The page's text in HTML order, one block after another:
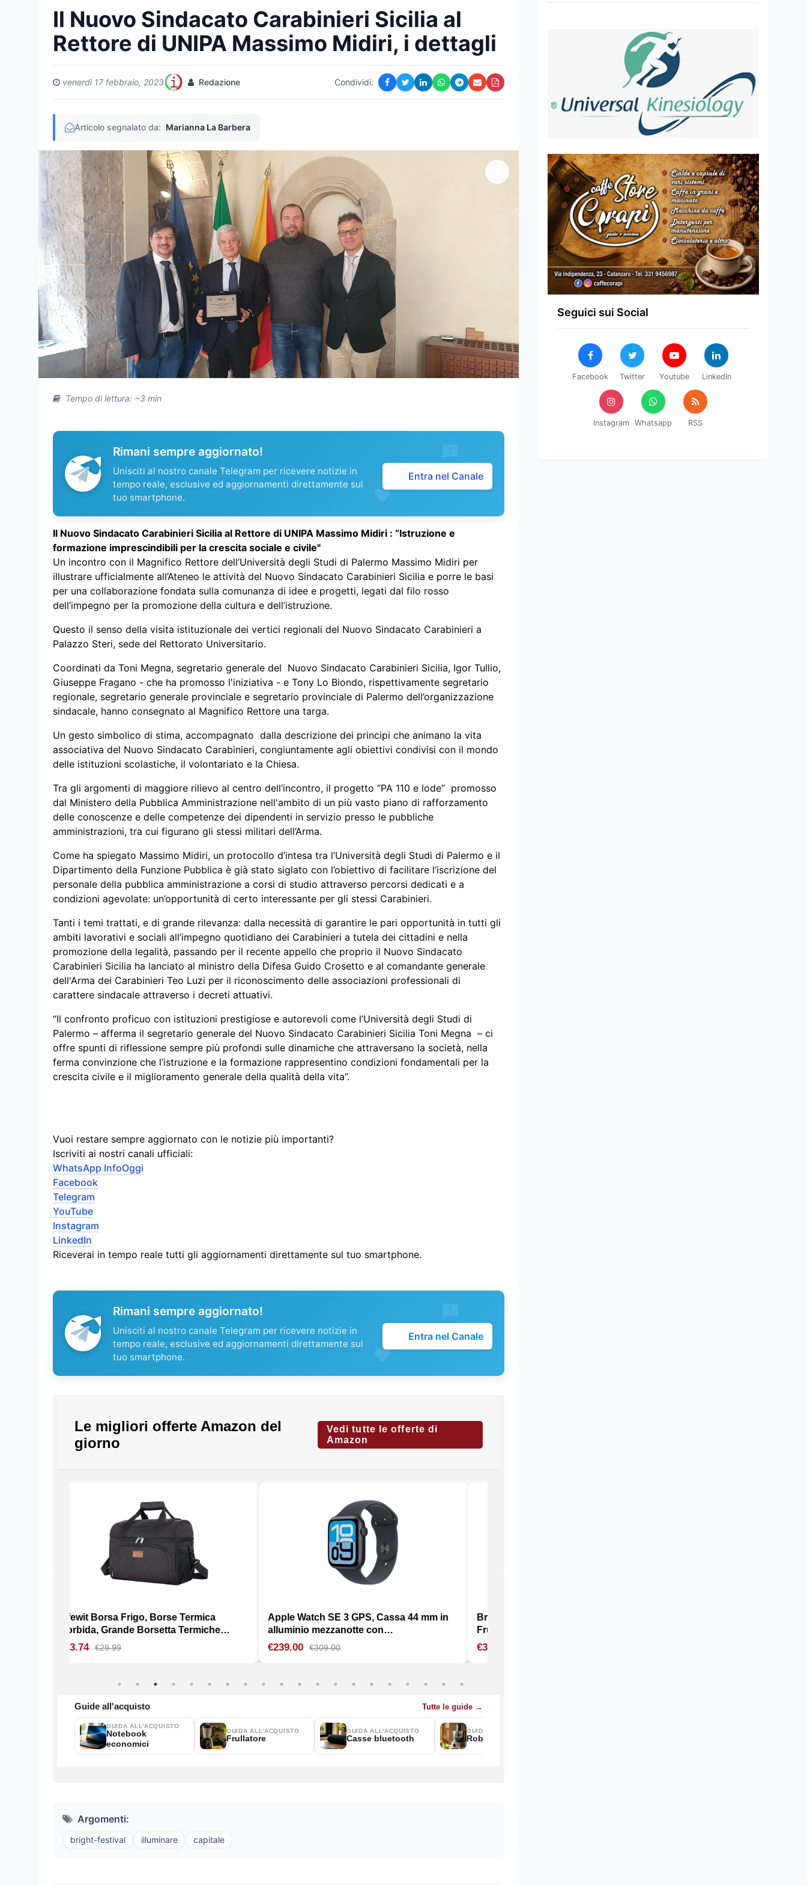
Il Nuovo Sindacato Carabinieri Sicilia al
Rettore di UNIPA Massimo Midiri, i dettagli
venerdì 17 febbraio, 2023 Redazione Condividi:
Articolo segnalato da: Marianna La Barbera
Tempo di lettura: ~3 min
Rimani sempre aggiornato!
Unisciti al nostro canale Telegram per ricevere notizie in
tempo reale, esclusive ed aggiornamenti direttamente sul
tuo smartphone.
Entra nel Canale
Il Nuovo Sindacato Carabinieri Sicilia al Rettore di UNIPA Massimo Midiri : “Istruzione e
formazione imprescindibili per la crescita sociale e civile"
Un incontro con il Magnifico Rettore dell’Università degli Studi di Palermo Massimo Midiri per
illustrare ufficialmente all’Ateneo le attività del Nuovo Sindacato Carabinieri Sicilia e porre le basi
per una collaborazione fondata sulla comunanza di idee e progetti, legati dal filo rosso
dell’impegno per la promozione della cultura e dell’istruzione.
Questo il senso della visita istituzionale dei vertici regionali del Nuovo Sindacato Carabinieri a
Palazzo Steri, sede del Rettorato Universitario.
Coordinati da Toni Megna, segretario generale del Nuovo Sindacato Carabinieri Sicilia, Igor Tullio,
Giuseppe Fragano - che ha promosso l'iniziativa - e Tony Lo Biondo, rispettivamente segretario
regionale, segretario generale provinciale e segretario provinciale di Palermo dell’organizzazione
sindacale, hanno consegnato al Magnifico Rettore una targa.
Un gesto simbolico di stima, accompagnato dalla descrizione dei principi che animano la vita
associativa del Nuovo Sindacato Carabinieri, congiuntamente agli obiettivi condivisi con il mondo
delle istituzioni scolastiche, il volontariato e la Chiesa.
Tra gli argomenti di maggiore rilievo al centro dell’incontro, il progetto “PA 110 e lode” promosso
dal Ministero della Pubblica Amministrazione nell'ambito di un più vasto piano di rafforzamento
delle conoscenze e delle competenze dei dipendenti in servizio presso le pubbliche
amministrazioni, tra cui figurano gli stessi militari dell’Arma.
Come ha spiegato Massimo Midiri, un protocollo d’intesa tra l’Università degli Studi di Palermo e il
Dipartimento della Funzione Pubblica è già stato siglato con l’obiettivo di facilitare l’iscrizione del
personale della pubblica amministrazione a corsi di studio attraverso percorsi dedicati e a
condizioni agevolate: un’opportunità di certo interessante per gli stessi Carabinieri.
Tanti i temi trattati, e di grande rilevanza: dalla necessità di garantire le pari opportunità in tutti gli
ambiti lavorativi e sociali all’impegno quotidiano dei Carabinieri a tutela dei cittadini e nella
promozione della legalità, passando per il recente appello che proprio il Nuovo Sindacato
Carabinieri Sicilia ha lanciato al ministro della Difesa Guido Crosetto e al comandante generale
dell'Arma dei Carabinieri Teo Luzi per il riconoscimento delle associazioni professionali di
carattere sindacale attraverso i decreti attuativi.
“Il confronto proficuo con istituzioni prestigiose e autorevoli come l’Università degli Studi di
Palermo – afferma il segretario generale del Nuovo Sindacato Carabinieri Sicilia Toni Megna – ci
offre spunti di riflessione sempre più profondi sulle dinamiche che attraversano la società, nella
ferma convinzione che l’istruzione e la formazione rappresentino condizioni fondamentali per la
crescita civile e il miglioramento generale della qualità della vita”.
Vuoi restare sempre aggiornato con le notizie più importanti?
Iscriviti ai nostri canali ufficiali:
WhatsApp InfoOggi
Facebook
Telegram
YouTube
Instagram
LinkedIn
Riceverai in tempo reale tutti gli aggiornamenti direttamente sul tuo smartphone.
Rimani sempre aggiornato!
Unisciti al nostro canale Telegram per ricevere notizie in
tempo reale, esclusive ed aggiornamenti direttamente sul
tuo smartphone.
Entra nel Canale
Argomenti:
bright-festival illuminare capitale
Seguici sui Social
Facebook Twitter Youtube LinkedIn
Instagram Whatsapp RSS